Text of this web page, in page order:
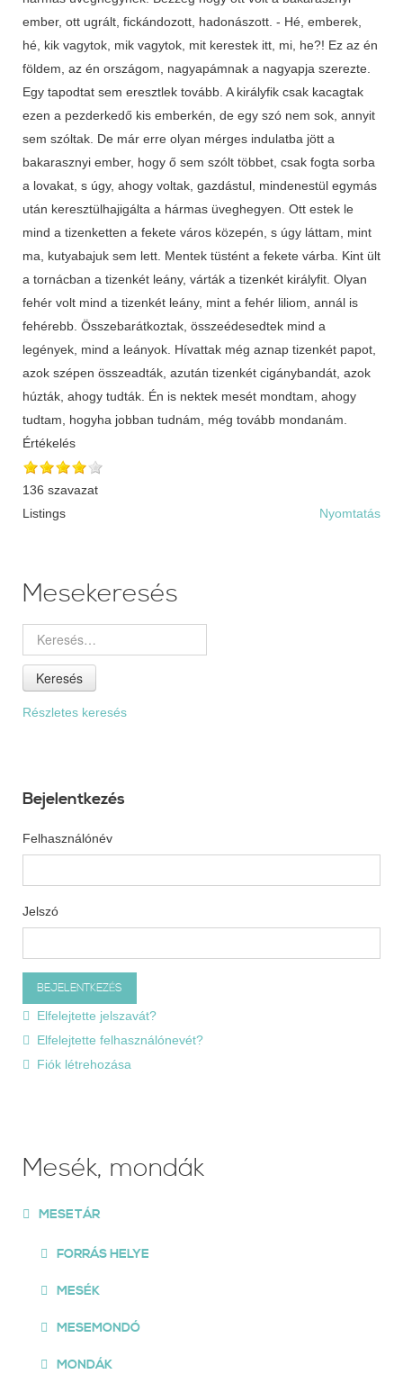
Értékelés
136 szavazat
Nyomtatás
Listings
Mesekeresés
Keresés
Részletes keresés
Bejelentkezés
Felhasználónév
Jelszó
Elfelejtette jelszavát?
Elfelejtette felhasználónevét?
Fiók létrehozása
Mesék, mondák
MESETÁR
FORRÁS HELYE
MESÉK
MESEMONDÓ
MONDÁK